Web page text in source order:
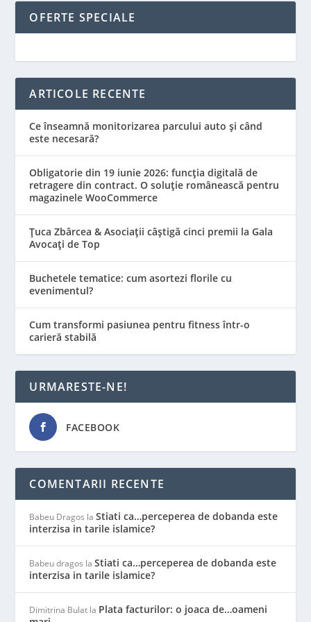
OFERTE SPECIALE
ARTICOLE RECENTE
Ce înseamnă monitorizarea parcului auto și când
este necesară?
Obligatorie din 19 iunie 2026: funcția digitală de
retragere din contract. O soluție românească pentru
magazinele WooCommerce
Țuca Zbârcea & Asociații câștigă cinci premii la Gala
Avocați de Top
Buchetele tematice: cum asortezi florile cu
evenimentul?
Cum transformi pasiunea pentru fitness într-o
carieră stabilă
URMARESTE-NE!
FACEBOOK
COMENTARII RECENTE
Babeu Dragos laStiati ca…perceperea de dobanda este
interzisa in tarile islamice?
Babeu dragos laStiati ca…perceperea de dobanda este
interzisa in tarile islamice?
Dimitrina Bulat la Plata facturilor: o joaca de…oameni